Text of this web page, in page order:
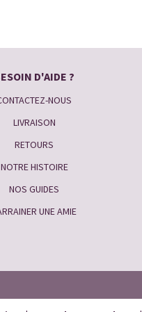
D'AIDE ?
NOUS
LIVRAISON
RETOURS
NOTRE HISTOIRE
NOS GUIDES
UNE AMIE